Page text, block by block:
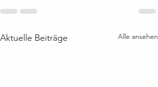
Aktuelle Beiträge Alle ansehen